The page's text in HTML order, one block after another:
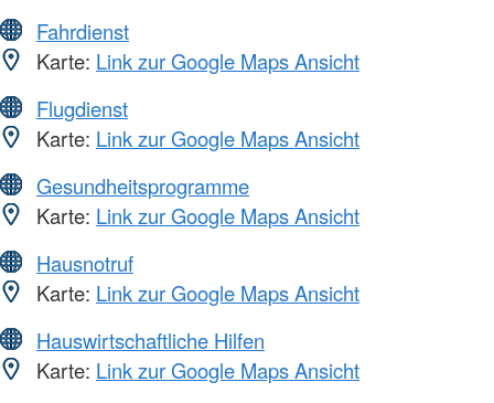
Fahrdienst
Karte: Link zur Google Maps Ansicht
Flugdienst
Karte: Link zur Google Maps Ansicht
Gesundheitsprogramme
Karte: Link zur Google Maps Ansicht
Hausnotruf
Karte: Link zur Google Maps Ansicht
Hauswirtschaftliche Hilfen
Karte: Link zur Google Maps Ansicht